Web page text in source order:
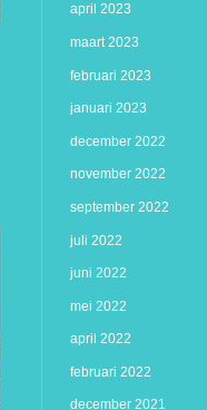
april 2023
maart 2023
februari 2023
januari 2023
december 2022
november 2022
september 2022
juli 2022
juni 2022
mei 2022
april 2022
februari 2022
december 2021